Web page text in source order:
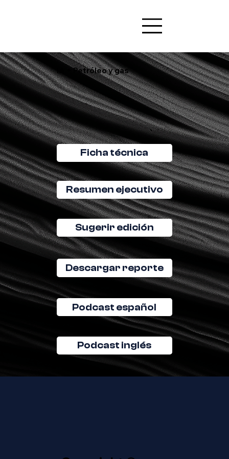
Ficha técnica
Descargar reporte
IA + Petróleo y gas
Resumen ejecutivo
Podcast español
Sugerir edición
Podcast inglés